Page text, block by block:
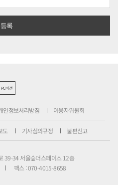
PC버전
인정보처리방침 이용자위원회
도 기사심의규정 불편신고
39-34 서울숲더스페이스 12층
팩스 : 070-4015-8658